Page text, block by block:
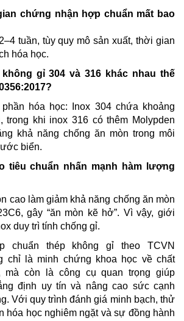
chứng nhận hợp chuẩn mất bao
tuần, tùy quy mô sản xuất, thời gian
hóa học.
gỉ 304 và 316 khác nhau thế
hóa học: Inox 304 chứa khoảng
trong khi inox 316 có thêm Molypden
khả năng chống ăn mòn trong môi
biển.
tiêu chuẩn nhấn mạnh hàm lượng
cao làm giảm khả năng chống ăn mòn
gây “ăn mòn kẽ hở”. Vì vậy, giới
duy trì tính chống gỉ.
chuẩn thép không gỉ theo TCVN
chỉ là minh chứng khoa học về chất
mà còn là công cụ quan trọng giúp
định uy tín và nâng cao sức cạnh
Với quy trình đánh giá minh bạch, thử
hóa học nghiêm ngặt và sự đồng hành